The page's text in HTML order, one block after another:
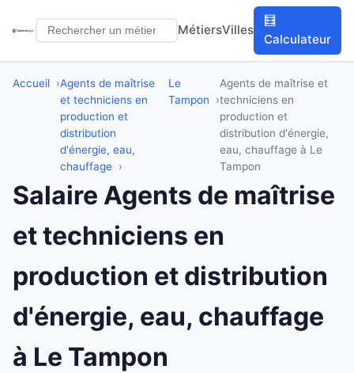
MétiersVilles
🧮
Calculateur
Accueil
Agents de maîtrise
et techniciens en
production et
distribution
d'énergie, eau,
chauffage
Le
Tampon
Agents de maîtrise et
techniciens en
production et
distribution d'énergie,
eau, chauffage à Le
Tampon
Salaire Agents de maîtrise
et techniciens en
production et distribution
d'énergie, eau, chauffage
à Le Tampon